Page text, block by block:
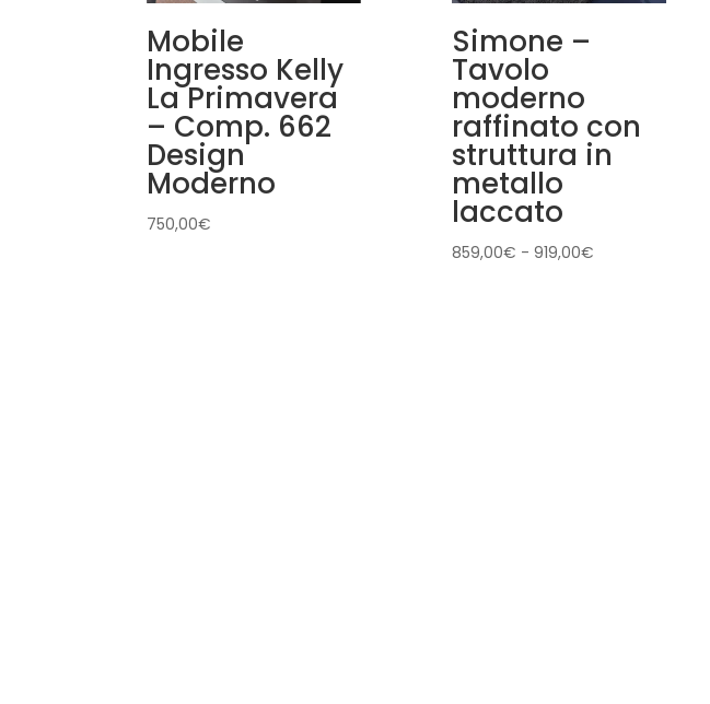
Mobile
Ingresso Kelly
La Primavera
– Comp. 662
Design
Moderno
750,00€
Simone –
Tavolo
moderno
raffinato con
struttura in
metallo
laccato
859,00€ - 919,00€Fascia